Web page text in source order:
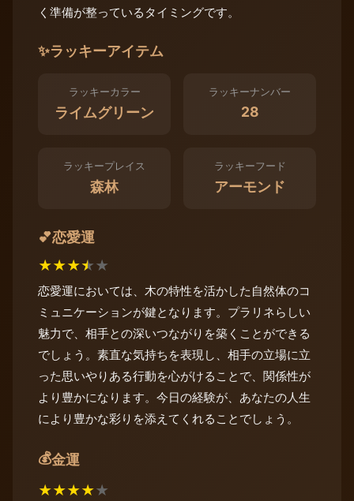
く準備が整っているタイミングです。
✨ラッキーアイテム
ラッキーカラー
ライムグリーン
ラッキーナンバー
28
ラッキープレイス
森林
ラッキーフード
アーモンド
💕恋愛運
★★★★★
恋愛運においては、木の特性を活かした自然体のコ
ミュニケーションが鍵となります。プラリネらしい
魅力で、相手との深いつながりを築くことができる
でしょう。素直な気持ちを表現し、相手の立場に立
った思いやりある行動を心がけることで、関係性が
より豊かになります。今日の経験が、あなたの人生
により豊かな彩りを添えてくれることでしょう。
💰金運
★★★★★